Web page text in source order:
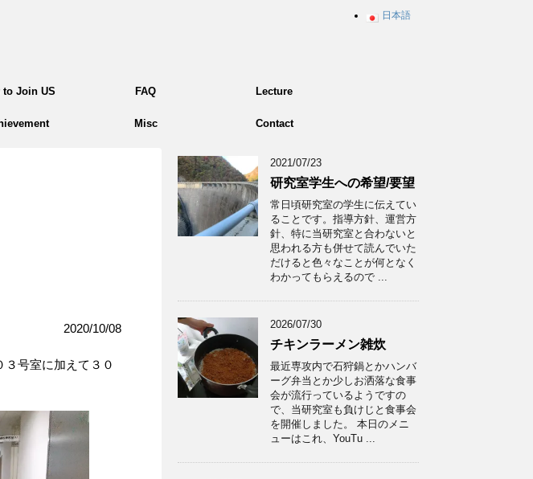
日本語
to Join US FAQ Lecture
Misc Contact
2020/10/08
号室に加えて３０
2021/07/23
研究室学生への希望/要望
常日頃研究室の学生に伝えてい
ることです。指導方針、運営方
針、特に当研究室と合わないと
思われる方も併せて読んでいた
だけると色々なことが何となく
わかってもらえるので ...
2026/07/30
チキンラーメン雑炊
最近専攻内で石狩鍋とかハンバ
ーグ弁当とか少しお洒落な食事
会が流行っているようですの
で、当研究室も負けじと食事会
を開催しました。 本日のメニ
ューはこれ、YouTu ...